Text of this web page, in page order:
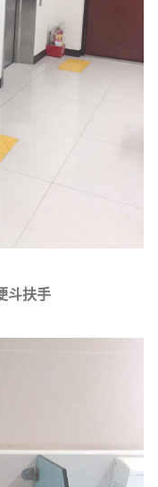
斗扶手